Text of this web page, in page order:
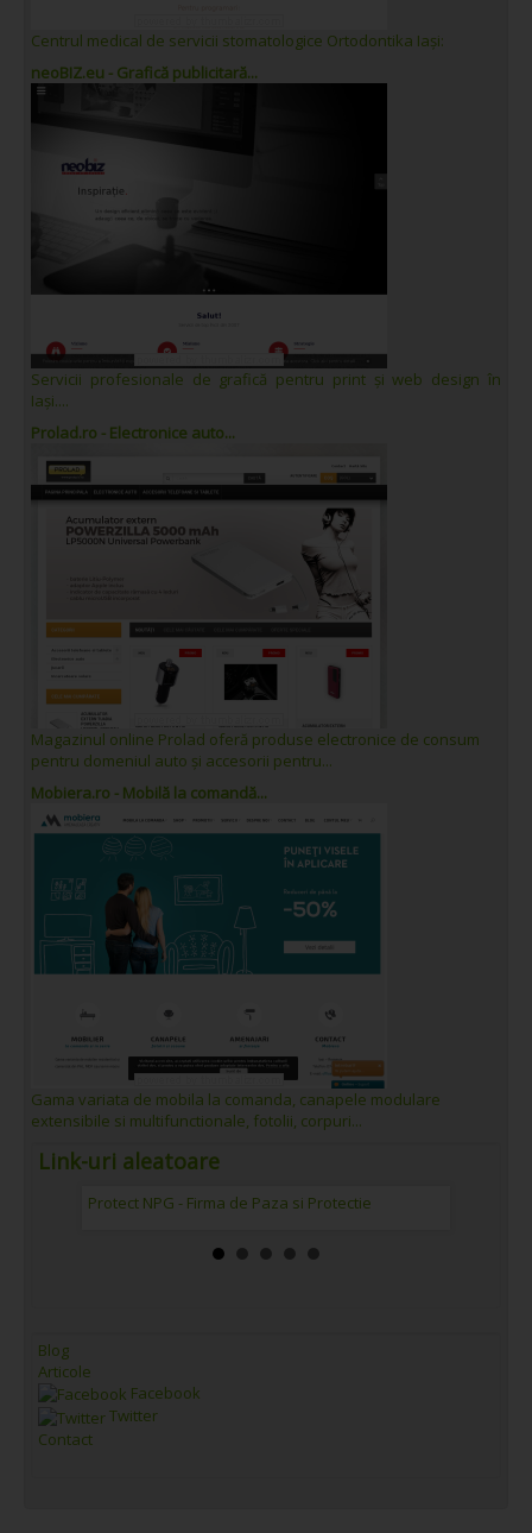
Centrul medical de servicii stomatologice Ortodontika Iași:
neoBIZ.eu - Grafică publicitară...
Servicii profesionale de grafică pentru print și web design în
Iași....
Prolad.ro - Electronice auto...
Magazinul online Prolad oferă produse electronice de consum
pentru domeniul auto și accesorii pentru...
Mobiera.ro - Mobilă la comandă...
Gama variata de mobila la comanda, canapele modulare
extensibile si multifunctionale, fotolii, corpuri...
Link-uri aleatoare
Protect NPG - Firma de Paza si Protectie
Blog
Articole
Facebook
Twitter
Contact